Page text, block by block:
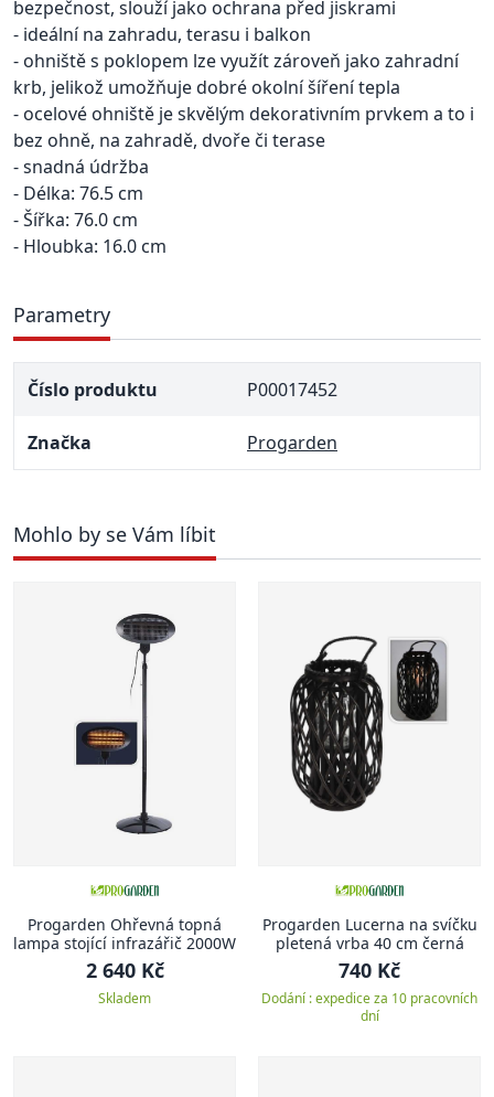
bezpečnost, slouží jako ochrana před jiskrami
- ideální na zahradu, terasu i balkon
- ohniště s poklopem lze využít zároveň jako zahradní
krb, jelikož umožňuje dobré okolní šíření tepla
- ocelové ohniště je skvělým dekorativním prvkem a to i
bez ohně, na zahradě, dvoře či terase
- snadná údržba
- Délka: 76.5 cm
- Šířka: 76.0 cm
- Hloubka: 16.0 cm
Parametry
Číslo produktu P00017452
Značka Progarden
Mohlo by se Vám líbit
Progarden Ohřevná topná
lampa stojící infrazářič 2000W
2 640 Kč
Skladem
Progarden Lucerna na svíčku
pletená vrba 40 cm černá
740 Kč
Dodání : expedice za 10 pracovních
dní